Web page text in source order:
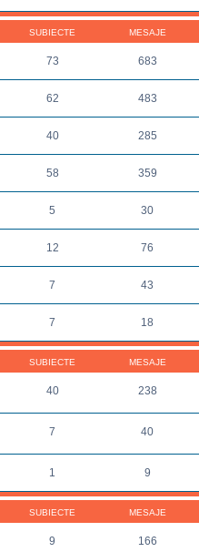
SUBIECTE MESAJE
73 683
62 483
40 285
58 359
5 30
12 76
7 43
7 18
SUBIECTE MESAJE
40 238
7 40
1 9
SUBIECTE MESAJE
9 166